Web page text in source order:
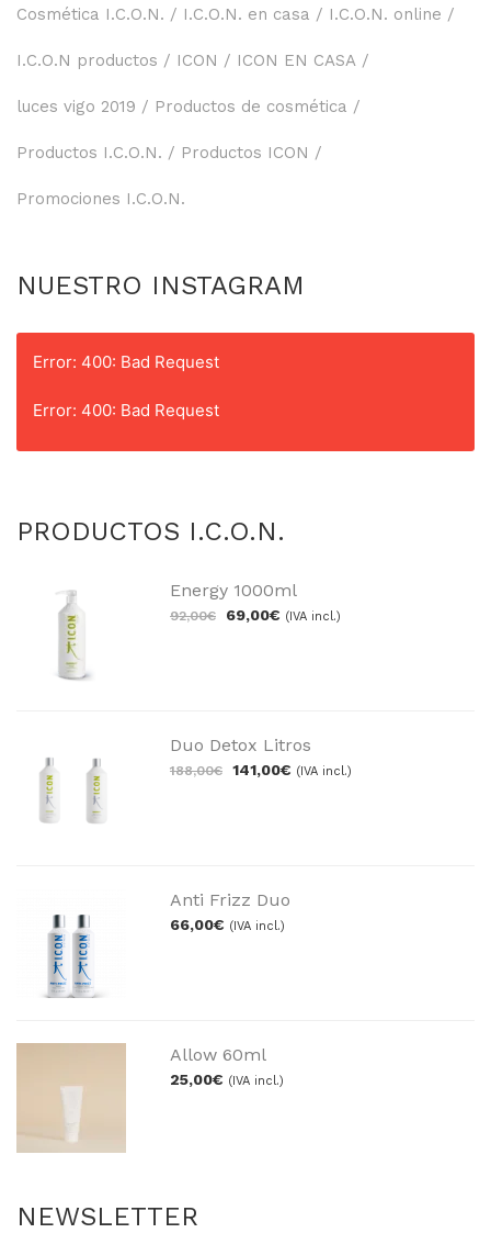
Cosmética I.C.O.N. I.C.O.N. en casa I.C.O.N. online
I.C.O.N productos ICON ICON EN CASA
luces vigo 2019 Productos de cosmética
Productos I.C.O.N. Productos ICON
Promociones I.C.O.N.
NUESTRO INSTAGRAM
Error: 400: Bad Request
Error: 400: Bad Request
PRODUCTOS I.C.O.N.
Energy 1000ml
92,00€ 69,00€ (IVA incl.)
Duo Detox Litros
188,00€ 141,00€ (IVA incl.)
Anti Frizz Duo
66,00€ (IVA incl.)
Allow 60ml
25,00€ (IVA incl.)
NEWSLETTER